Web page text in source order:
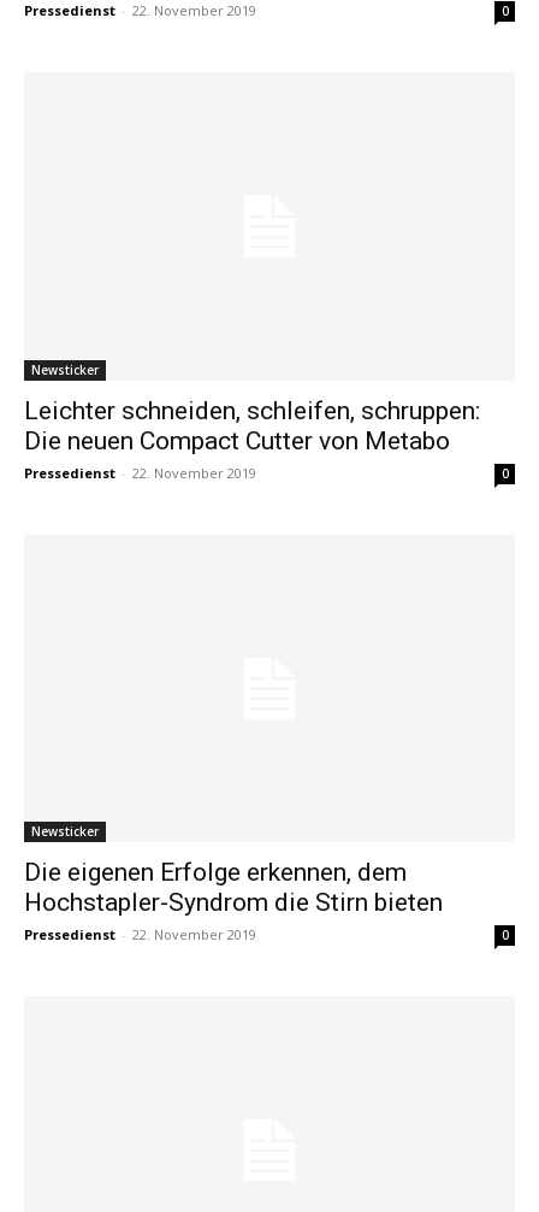
Pressedienst - 22. November 2019 0
Newsticker
Leichter schneiden, schleifen, schruppen:
Die neuen Compact Cutter von Metabo
Pressedienst - 22. November 2019 0
Newsticker
Die eigenen Erfolge erkennen, dem
Hochstapler-Syndrom die Stirn bieten
Pressedienst - 22. November 2019 0